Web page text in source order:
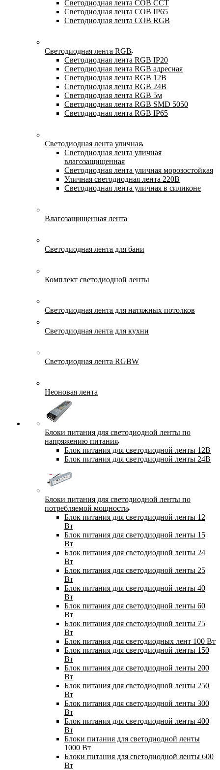
Светодиодная лента COB CCT
Светодиодная лента COB IP65
Светодиодная лента COB RGB
Светодиодная лента RGB
Светодиодная лента RGB IP20
Светодиодная лента RGB адресная
Светодиодная лента RGB 12В
Светодиодная лента RGB 24В
Светодиодная лента RGB 5м
Светодиодная лента RGB SMD 5050
Светодиодная лента RGB IP65
Светодиодная лента уличная
Светодиодная лента уличная
влагозащищенная
Светодиодная лента уличная морозостойкая
Уличная светодиодная лента 220В
Светодиодная лента уличная в силиконе
Влагозащищенная лента
Светодиодная лента для бани
Комплект светодиодной ленты
Светодиодная лента для натяжных потолков
Светодиодная лента для кухни
Светодиодная лента RGBW
Неоновая лента
Блоки питания для светодиодной ленты по
напряжению питания
Блок питания для светодиодной ленты 12В
Блок питания для светодиодной ленты 24В
Блоки питания для светодиодной ленты по
потребляемой мощности
Блок питания для светодиодной ленты 12
Вт
Блок питания для светодиодной ленты 15
Вт
Блок питания для светодиодной ленты 24
Вт
Блок питания для светодиодной ленты 25
Вт
Блок питания для светодиодной ленты 40
Вт
Блок питания для светодиодной ленты 60
Вт
Блок питания для светодиодной ленты 75
Вт
Блок питания для светодиодных лент 100 Вт
Блок питания для светодиодной ленты 150
Вт
Блок питания для светодиодной ленты 200
Вт
Блок питания для светодиодной ленты 250
Вт
Блок питания для светодиодной ленты 300
Вт
Блок питания для светодиодной ленты 400
Вт
Блоки питания для светодиодной ленты
1000 Вт
Блоки питания для светодиодной ленты 600
Вт